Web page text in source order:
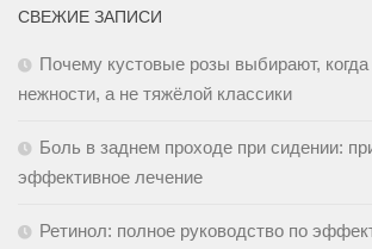
СВЕЖИЕ ЗАПИСИ
Почему кустовые розы выбирают, когда
нежности, а не тяжёлой классики
Боль в заднем проходе при сидении:
эффективное лечение
Ретинол: полное руководство по